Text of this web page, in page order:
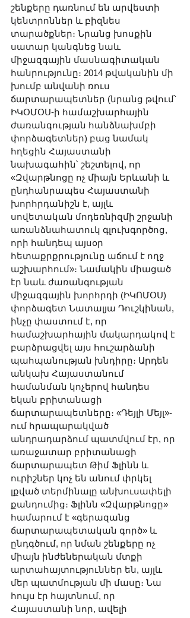
շենքերը դառնում են արվեստի
կենտրոններ և բիզնես
տարածքներ։ Նրանց խոսքին
սատար կանգնեց նաև
միջազգային մասնագիտական
հանրությունը։ 2014 թվականին մի
խումբ անվանի ռուս
ճարտարապետներ (նրանց թվում՝
ԻԿՕՄՕՍ-ի համաշխարհային
ժառանգության հանձնախմբի
փորձագետներ) բաց նամակ
հղեցին Հայաստանի
նախագահին՝ շեշտելով, որ
«Զվարթնոցը ոչ միայն Երևանի և
ընդհանրապես Հայաստանի
խորհրդանիշն է, այլև
սովետական մոդեռնիզմի շրջանի
առանձնահատուկ գլուխգործոց,
որի հանդեպ այսօր
հետաքրքրությունը աճում է ողջ
աշխարհում»։ Նամակին միացած
էր նաև ժառանգության
միջազգային խորհրդի (ԻԿՈՄՕՍ)
փորձագետ Նատալյա Դուշկինան,
ինչը փաստում է, որ
համաշխարհային մակարդակով է
բարձրացվել այս հուշարձանի
պահպանության խնդիրը։ Արդեն
անկախ Հայաստանում
համանման կոչերով հանդես
եկան բրիտանացի
ճարտարապետները։ «Դեյլի Մեյլ»-
ում հրապարակված
անդրադարձում պատմվում էր, որ
առաջատար բրիտանացի
ճարտարապետ Թիմ Ֆլինն և
ուրիշներ կոչ են անում փրկել
լքված տերմինալը անխուսափելի
քանդումից։ Ֆլինն «Զվարթնոցը»
համարում է «գերազանց
ճարտարապետական գործ» և
ընդգծում, որ նման շենքերը ոչ
միայն ինժեներական մտքի
արտահայտություններ են, այլև
մեր պատմության մի մասը։ Նա
հույս էր հայտնում, որ
Հայաստանի նոր, ավելի